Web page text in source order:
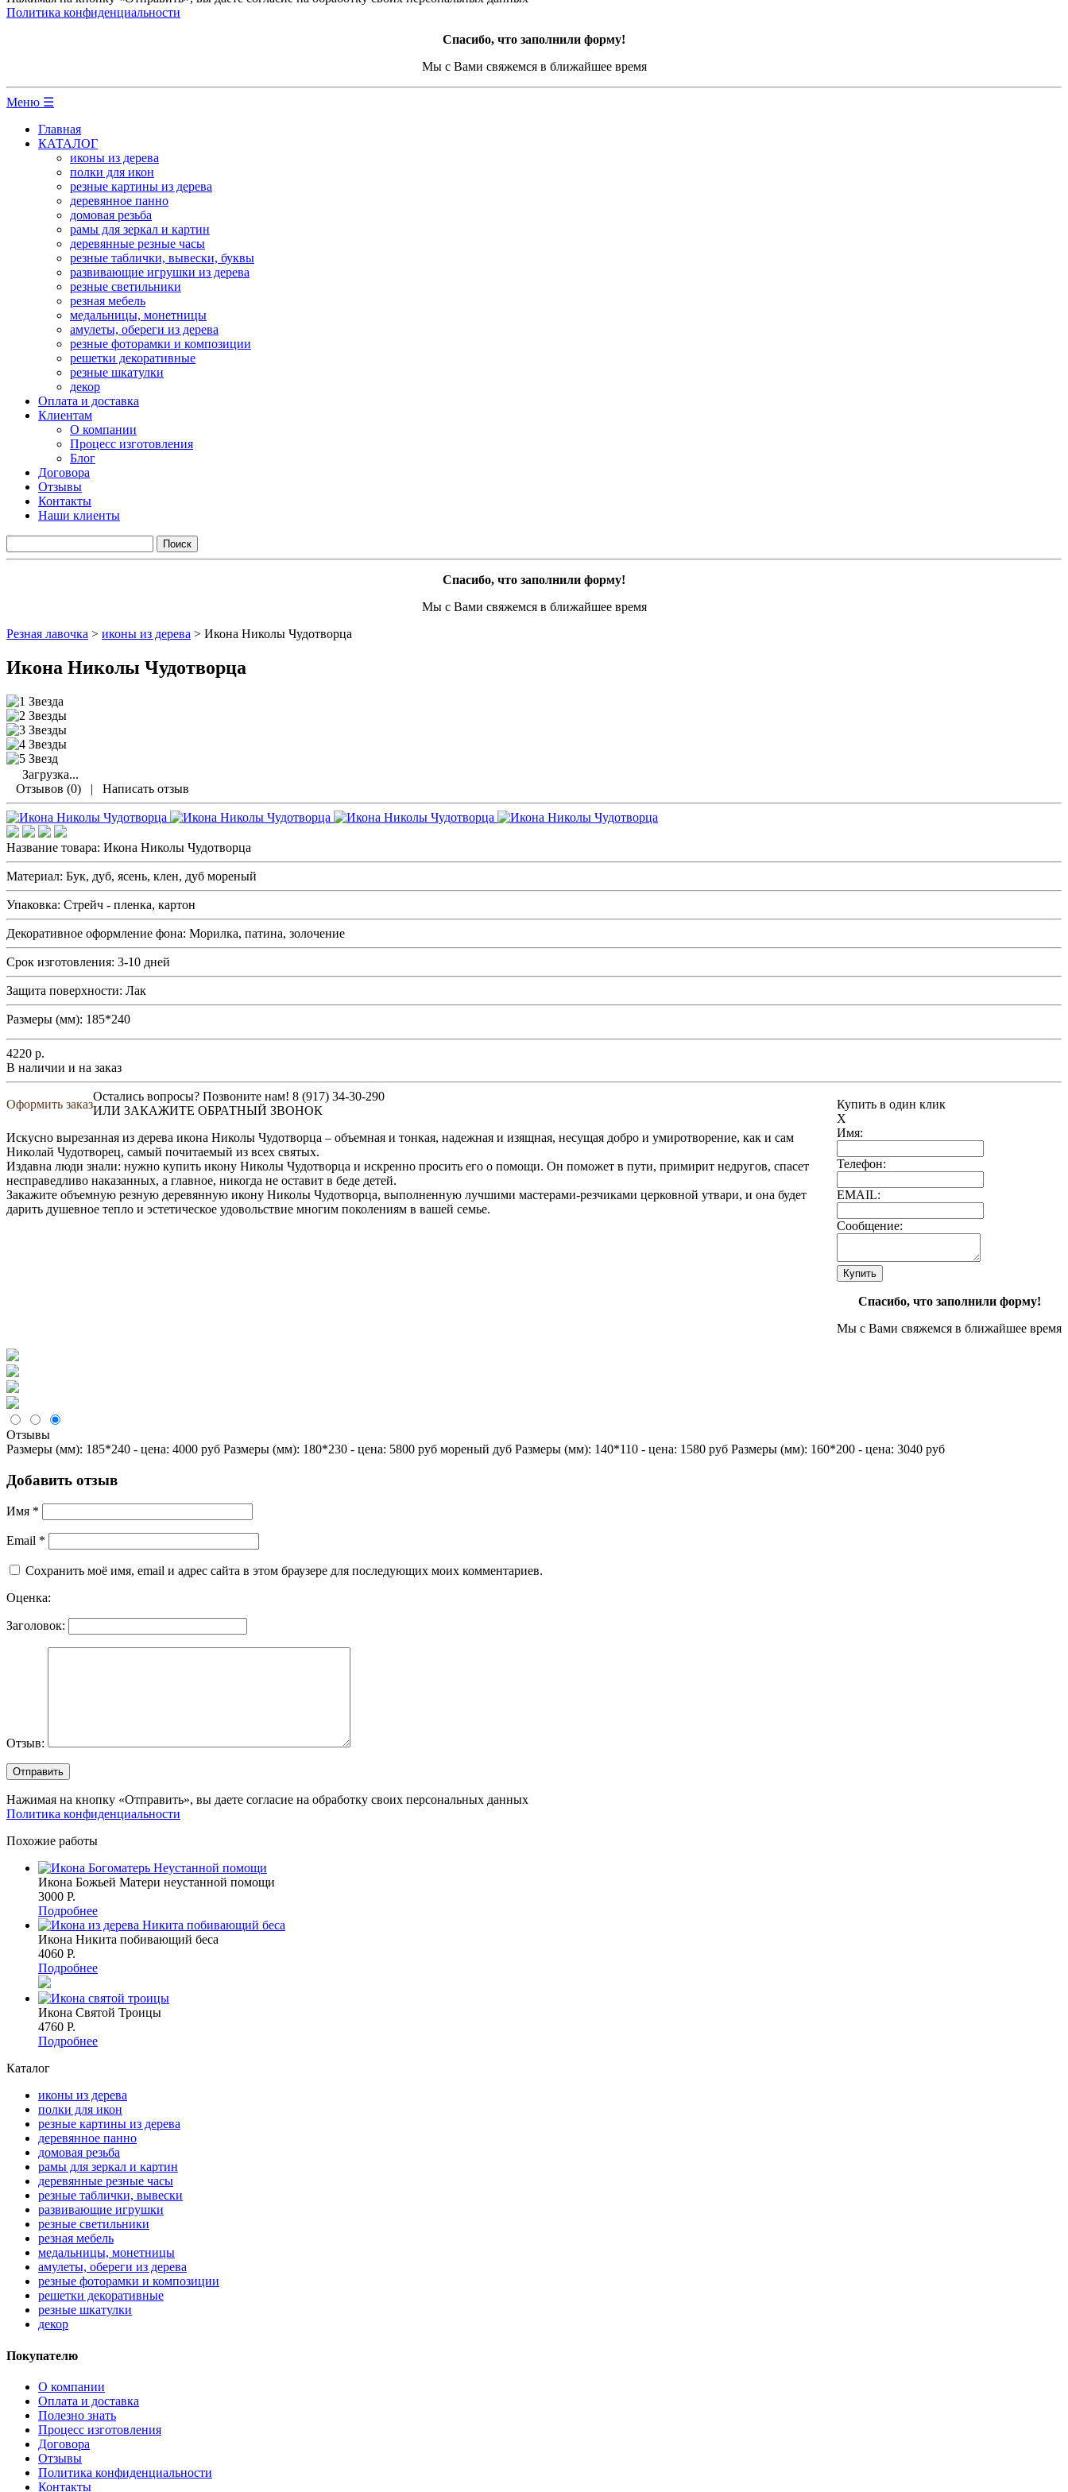
Политика конфиденциальности
Спасибо, что заполнили форму!
Мы с Вами свяжемся в ближайшее время
Меню ☰
Главная
КАТАЛОГ
иконы из дерева
полки для икон
резные картины из дерева
деревянное панно
домовая резьба
рамы для зеркал и картин
деревянные резные часы
резные таблички, вывески, буквы
развивающие игрушки из дерева
резные светильники
резная мебель
медальницы, монетницы
амулеты, обереги из дерева
резные фоторамки и композиции
решетки декоративные
резные шкатулки
декор
Оплата и доставка
Клиентам
О компании
Процесс изготовления
Блог
Договора
Отзывы
Контакты
Наши клиенты
Спасибо, что заполнили форму!
Мы с Вами свяжемся в ближайшее время
Резная лавочка > иконы из дерева > Икона Николы Чудотворца
Икона Николы Чудотворца
Загрузка...
Отзывов (0) | Написать отзыв
Название товара: Икона Николы Чудотворца
Материал: Бук, дуб, ясень, клен, дуб мореный
Упаковка: Стрейч - пленка, картон
Декоративное оформление фона: Морилка, патина, золочение
Срок изготовления: 3-10 дней
Защита поверхности: Лак
Размеры (мм): 185*240
4220 р.
В наличии и на заказ
Оформить заказ
Купить в один клик
X
Имя:
Телефон:
EMAIL:
Сообщение:
Спасибо, что заполнили форму!
Мы с Вами свяжемся в ближайшее время
Остались вопросы? Позвоните нам! 8 (917) 34-30-290
ИЛИ ЗАКАЖИТЕ ОБРАТНЫЙ ЗВОНОК
Искусно вырезанная из дерева икона Николы Чудотворца – объемная и тонкая, надежная и изящная, несущая добро и умиротворение, как и сам
Николай Чудотворец, самый почитаемый из всех святых.
Издавна люди знали: нужно купить икону Николы Чудотворца и искренно просить его о помощи. Он поможет в пути, примирит недругов, спасет
несправедливо наказанных, а главное, никогда не оставит в беде детей.
Закажите объемную резную деревянную икону Николы Чудотворца, выполненную лучшими мастерами-резчиками церковной утвари, и она будет
дарить душевное тепло и эстетическое удовольствие многим поколениям в вашей семье.
Отзывы
Размеры (мм): 185*240 - цена: 4000 руб Размеры (мм): 180*230 - цена: 5800 руб мореный дуб Размеры (мм): 140*110 - цена: 1580 руб Размеры (мм): 160*200 - цена: 3040 руб
Добавить отзыв
Имя *
Email *
Сохранить моё имя, email и адрес сайта в этом браузере для последующих моих комментариев.
Оценка:
Заголовок:
Отзыв:
Нажимая на кнопку «Отправить», вы даете согласие на обработку своих персональных данных
Политика конфиденциальности
Похожие работы
Икона Божьей Матери неустанной помощи
3000 P.
Подробнее
Икона Никита побивающий беса
4060 P.
Подробнее
Икона Святой Троицы
4760 P.
Подробнее
Каталог
иконы из дерева
полки для икон
резные картины из дерева
деревянное панно
домовая резьба
рамы для зеркал и картин
деревянные резные часы
резные таблички, вывески
развивающие игрушки
резные светильники
резная мебель
медальницы, монетницы
амулеты, обереги из дерева
резные фоторамки и композиции
решетки декоративные
резные шкатулки
декор
Покупателю
О компании
Оплата и доставка
Полезно знать
Процесс изготовления
Договора
Отзывы
Политика конфиденциальности
Контакты